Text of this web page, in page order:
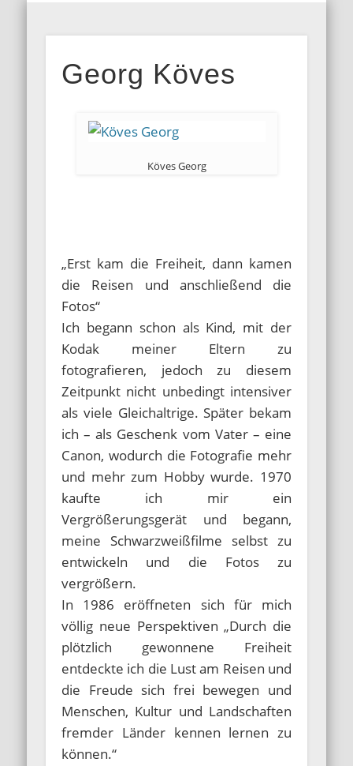
ARFO-
Fotoclub in
Georg Köves
Köves Georg
„Erst kam die Freiheit, dann kamen
die Reisen und anschließend die
Fotos“
Ich begann schon als Kind, mit der
Kodak meiner Eltern zu
fotografieren, jedoch zu diesem
Zeitpunkt nicht unbedingt intensiver
als viele Gleichaltrige. Später bekam
ich – als Geschenk vom Vater – eine
Canon, wodurch die Fotografie mehr
und mehr zum Hobby wurde. 1970
kaufte ich mir ein
Vergrößerungsgerät und begann,
meine Schwarzweißfilme selbst zu
entwickeln und die Fotos zu
vergrößern.
In 1986 eröffneten sich für mich
völlig neue Perspektiven „Durch die
plötzlich gewonnene Freiheit
entdeckte ich die Lust am Reisen und
die Freude sich frei bewegen und
Menschen, Kultur und Landschaften
fremder Länder kennen lernen zu
können.“